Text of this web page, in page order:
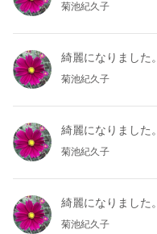
菊池紀久子
綺麗になりました。
菊池紀久子
綺麗になりました。
菊池紀久子
綺麗になりました。
菊池紀久子